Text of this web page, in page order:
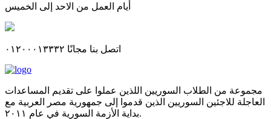
أيام العمل من الاحد إلى الخميس
اتصل بنا مجانًا ٠١٢٠٠٠١٣٣٣٢
مجموعة من الطلاب السوريين اللذين عملوا على تقديم المساعدات
العاجلة للاجئين السوريين الذين قدموا إلى جمهورية مصر العربية مع
بداية الأزمة السورية في عام ٢٠١١.